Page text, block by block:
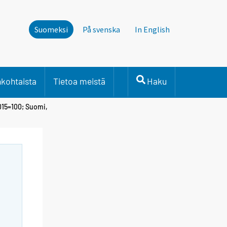
Suomeksi På svenska In English
Tietoa meistä Haku
Suomi,